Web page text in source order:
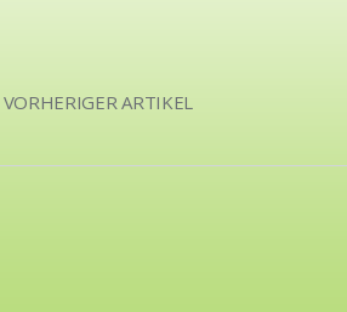
VORHERIGER ARTIKEL